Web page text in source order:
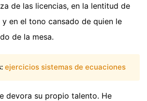
de las licencias, en la lentitud de
y en el tono cansado de quien le
de la mesa.
ejercicios sistemas de ecuaciones
devora su propio talento. He